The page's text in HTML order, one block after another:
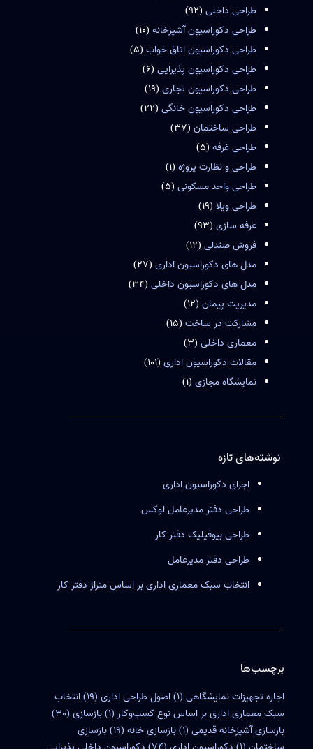
طراحی داخلی (92)
طراحی دکوراسیون آشپزخانه (10)
طراحی دکوراسیون اتاق خواب (5)
طراحی دکوراسیون پذیرایی (6)
طراحی دکوراسیون تجاری (19)
طراحی دکوراسیون خانگی (22)
طراحی ساختمان (37)
طراحی غرفه (5)
طراحی و نظارت پروژه (1)
طراحی واحد مسکونی (5)
طراحی ویلا (19)
غرفه سازی (93)
فروش صندلی (12)
مدل های دکوراسیون اداری (27)
مدل های دکوراسیون داخلی (34)
مدیریت پیمان (12)
مشارکت در ساخت (15)
معماری داخلی (3)
مقالات دکوراسیون اداری (101)
نمایشگاه مجازی (1)
نوشته‌های تازه
اجرای دکوراسیون اداری
طراحی دفتر مدیرعامل لوکس
طراحی بیوفیلیک دفتر کار
طراحی دفتر مدیرعامل
انتخاب سبک معماری اداری بر اساس متراژ دفتر کار
برچسب‌ها
اجاره تجهیزات نمایشگاهی (1) اصول طراحی اداری (19)
انتخاب
سبک معماری اداری بر اساس نوع کسب‌وکار (1) بازسازی (30)
بازسازی آشپزخانه قدیمی (1) بازسازی خانه (19)
بازسازی